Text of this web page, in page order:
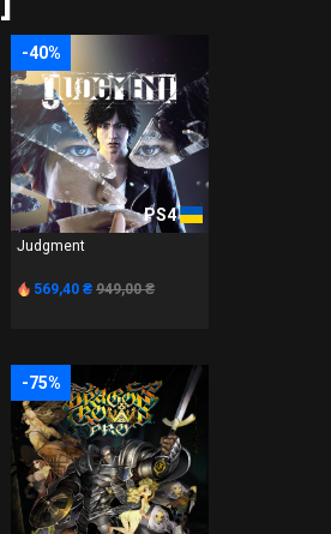
-40%
PS4
Judgment
569,40 ₴ 949,00 ₴
-75%